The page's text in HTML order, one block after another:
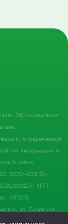
Обращаем ваше
определяемой
информации о
аптеке,
55. ООО «СОЛО».
КПП
607201,
ул. Советская,